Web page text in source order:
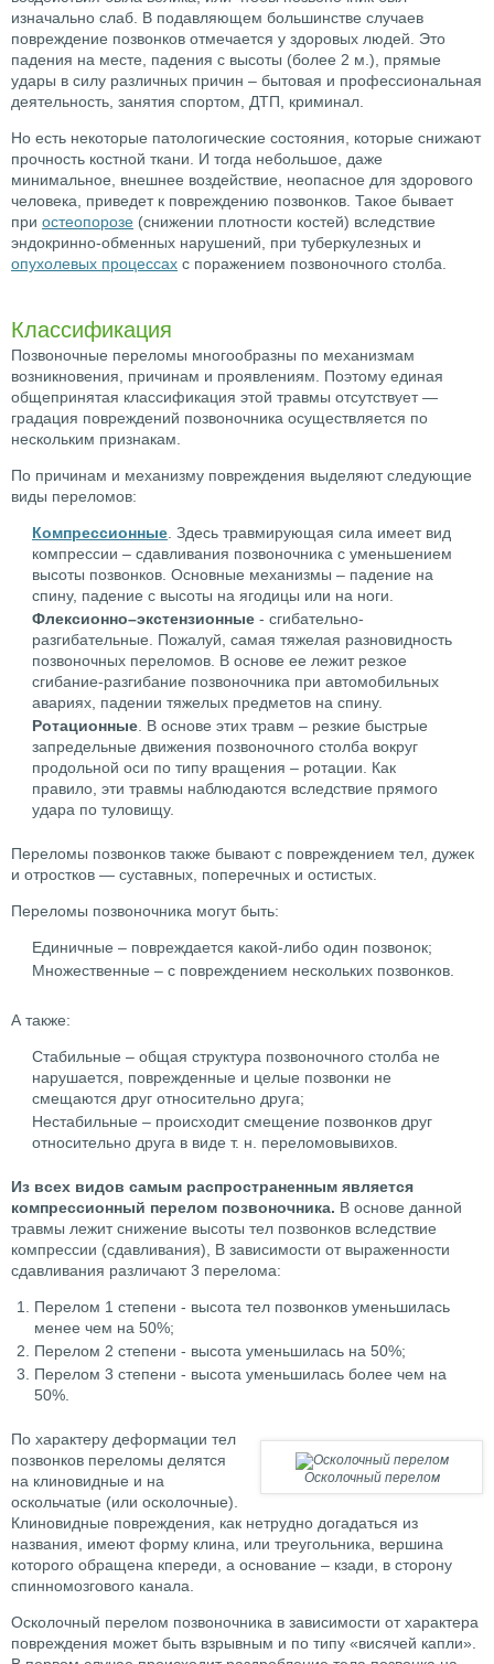
изначально слаб. В подавляющем большинстве случаев
повреждение позвонков отмечается у здоровых людей. Это
падения на месте, падения с высоты (более 2 м.), прямые
удары в силу различных причин – бытовая и профессиональная
деятельность, занятия спортом, ДТП, криминал.
Но есть некоторые патологические состояния, которые снижают
прочность костной ткани. И тогда небольшое, даже
минимальное, внешнее воздействие, неопасное для здорового
человека, приведет к повреждению позвонков. Такое бывает
при остеопорозе (снижении плотности костей) вследствие
эндокринно-обменных нарушений, при туберкулезных и
опухолевых процессах с поражением позвоночного столба.
Классификация
Позвоночные переломы многообразны по механизмам
возникновения, причинам и проявлениям. Поэтому единая
общепринятая классификация этой травмы отсутствует —
градация повреждений позвоночника осуществляется по
нескольким признакам.
По причинам и механизму повреждения выделяют следующие
виды переломов:
Компрессионные . Здесь травмирующая сила имеет вид
компрессии – сдавливания позвоночника с уменьшением
высоты позвонков. Основные механизмы – падение на
спину, падение с высоты на ягодицы или на ноги.
Флексионно–экстензионные - сгибательно-
разгибательные. Пожалуй, самая тяжелая разновидность
позвоночных переломов. В основе ее лежит резкое
сгибание-разгибание позвоночника при автомобильных
авариях, падении тяжелых предметов на спину.
Ротационные . В основе этих травм – резкие быстрые
запредельные движения позвоночного столба вокруг
продольной оси по типу вращения – ротации. Как
правило, эти травмы наблюдаются вследствие прямого
удара по туловищу.
Переломы позвонков также бывают с повреждением тел, дужек
и отростков — суставных, поперечных и остистых.
Переломы позвоночника могут быть:
Единичные – повреждается какой-либо один позвонок;
Множественные – с повреждением нескольких позвонков.
А также:
Стабильные – общая структура позвоночного столба не
нарушается, поврежденные и целые позвонки не
смещаются друг относительно друга;
Нестабильные – происходит смещение позвонков друг
относительно друга в виде т. н. переломовывихов.
Из всех видов самым распространенным является
компрессионный перелом позвоночника. В основе данной
травмы лежит снижение высоты тел позвонков вследствие
компрессии (сдавливания), В зависимости от выраженности
сдавливания различают 3 перелома:
Перелом 1 степени - высота тел позвонков уменьшилась
менее чем на 50%;
Перелом 2 степени - высота уменьшилась на 50%;
Перелом 3 степени - высота уменьшилась более чем на
50%.
Осколочный перелом
По характеру деформации тел
позвонков переломы делятся
на клиновидные и на
оскольчатые (или осколочные).
Клиновидные повреждения, как нетрудно догадаться из
названия, имеют форму клина, или треугольника, вершина
которого обращена кпереди, а основание – кзади, в сторону
спинномозгового канала.
Осколочный перелом позвоночника в зависимости от характера
повреждения может быть взрывным и по типу «висячей капли».